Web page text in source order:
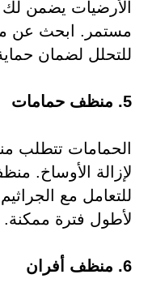
الأرضيات يضمن
مستمر. ابحث عن
للتحلل لضمان حماية
5. منظف حمامات
الحمامات تتطلب
لإزالة الأوساخ.
للتعامل مع
لأطول فترة ممكنة.
6. منظف أفران